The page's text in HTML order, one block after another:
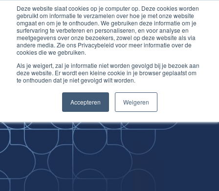
Deze website slaat cookies op je computer op. Deze cookies worden
gebruikt om informatie te verzamelen over hoe je met onze website
omgaat en om je te onthouden. We gebruiken deze informatie om je
surfervaring te verbeteren en personaliseren, en voor analyse en
meetgegevens over onze bezoekers, zowel op deze website als via
andere media. Zie ons Privacybeleid voor meer informatie over de
cookies die we gebruiken.
Als je weigert, zal je informatie niet worden gevolgd bij je bezoek aan
deze website. Er wordt een kleine cookie in je browser geplaatst om
te onthouden dat je niet gevolgd wilt worden.
Accepteren Weigeren
Inloggen account
Ga
naar
de
inhoud
Improving
Medical Skills